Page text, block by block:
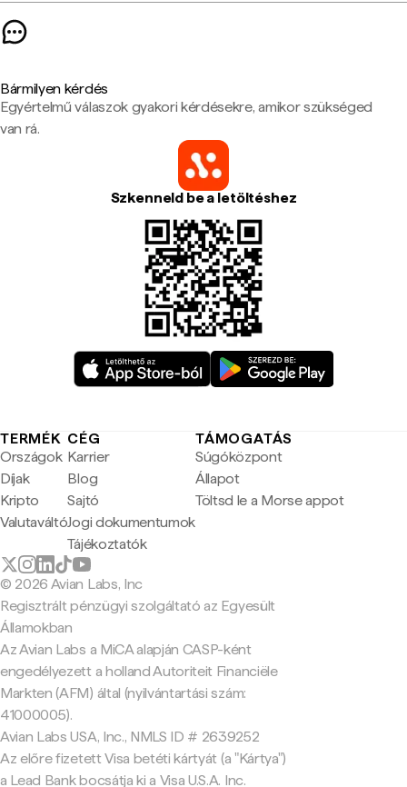
Bármilyen kérdés
Egyértelmű válaszok gyakori kérdésekre, amikor szükséged
van rá.
Szkenneld be a letöltéshez
TERMÉK
Országok
Díjak
Kripto
Valutaváltó
CÉG
Karrier
Blog
Sajtó
Jogi dokumentumok
Tájékoztatók
TÁMOGATÁS
Súgóközpont
Állapot
Töltsd le a Morse appot
© 2026 Avian Labs, Inc
Regisztrált pénzügyi szolgáltató az Egyesült
Államokban
Az Avian Labs a MiCA alapján CASP-ként
engedélyezett a holland Autoriteit Financiële
Markten (AFM) által (nyilvántartási szám:
41000005).
Avian Labs USA, Inc., NMLS ID # 2639252
Az előre fizetett Visa betéti kártyát (a "Kártya")
a Lead Bank bocsátja ki a Visa U.S.A. Inc.